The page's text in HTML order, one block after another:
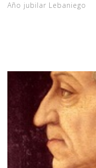
Año jubilar Lebaniego